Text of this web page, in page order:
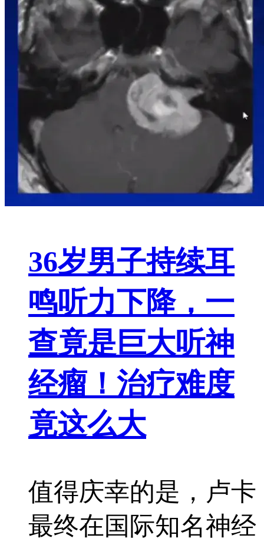
36岁男子持续耳
鸣听力下降，一
查竟是巨大听神
经瘤！治疗难度
竟这么大
值得庆幸的是，卢卡
最终在国际知名神经